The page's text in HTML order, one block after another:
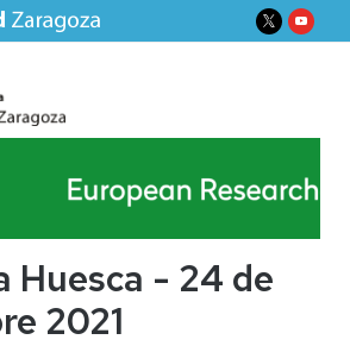
Huesca - 24 de
2021